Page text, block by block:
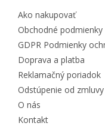
Ako nakupovať
Obchodné podmienky
GDPR Podmienky
Doprava a platba
Reklamačný poriadok
Odstúpenie od zmluvy
O nás
Kontakt